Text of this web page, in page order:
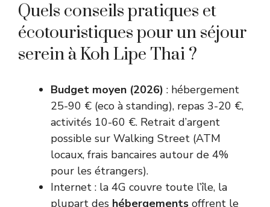
Quels conseils pratiques et
écotouristiques pour un séjour
serein à Koh Lipe Thai ?
Budget moyen (2026) : hébergement
25-90 € (eco à standing), repas 3-20 €,
activités 10-60 €. Retrait d’argent
possible sur Walking Street (ATM
locaux, frais bancaires autour de 4%
pour les étrangers).
Internet : la 4G couvre toute l’île, la
plupart des hébergements offrent le